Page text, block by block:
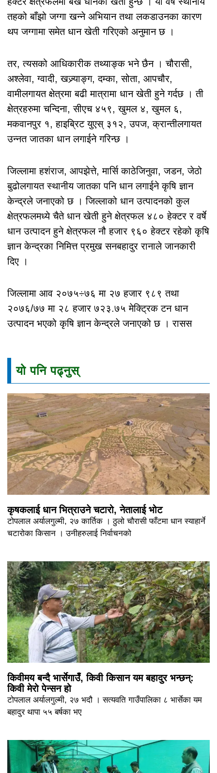
तहको बाँझो जग्गा खन्ने अभियान तथा लकडाउनका कारण
थप जग्गामा समेत धान खेती गरिएको अनुमान छ ।
तर, त्यसको आधिकारीक तथ्याङ्क भने छैन । चौरासी,
अश्लेवा, ग्वादी, खज्र्याङ्ग, दम्का, सोता, आपचौर,
वामीलगायत क्षेत्रमा बढी मात्रामा धान खेती हुने गर्दछ । ती
क्षेत्रहरुमा चन्दिना, सीएच ४५९, खुमल ४, खुमल ६,
मकवानपुर १, हाइब्रिट युएस् ३१२, उपज, क्रान्तीलगायत
उन्नत जातका धान लगाईने गरिन्छ ।
जिल्लामा हशंराज, आपझेत्ते, मार्सि काठेजिनुवा, जडन, जेठो
बुढोलगायत स्थानीय जातका पनि धान लगाईने कृषि ज्ञान
केन्द्रले जनाएको छ । जिल्लाको धान उत्पादनको कुल
क्षेत्रफलमध्ये चैते धान खेती हुने क्षेत्रफल ४८० हेक्टर र वर्षे
धान उत्पादन हुने क्षेत्रफल नौ हजार ९६० हेक्टर रहेको कृषि
ज्ञान केन्द्रका निमित्त प्रमुख सनबहादुर रानाले जानकारी
दिए ।
जिल्लामा आव २०७५÷७६ मा २७ हजार ९८९ तथा
२०७६/७७ मा २८ हजार ७२३.७५ मेक्ट्रिक टन धान
उत्पादन भएको कृषि ज्ञान केन्द्रले जनाएको छ । रासस
यो पनि पढ्नुस्
कृषकलाई धान भित्राउने चटारो, नेतालाई भोट
टोपलाल अर्यालगुल्मी, २७ कार्तिक । ठुलो चौरासी फाँटमा धान स्याहार्ने
चटारोका किसान । उनीहरुलाई निर्वाचनको
किवीमय बन्दै भार्सेगाउँ, किवी किसान यम बहादुर भन्छन्:
किवी मेरो पेन्सन हो
टोपलाल अर्यालगुल्मी, २७ भदौ । सत्यवति गाउँपालिका ८ भार्सेका यम
बहादुर थापा ५५ बर्षका भए